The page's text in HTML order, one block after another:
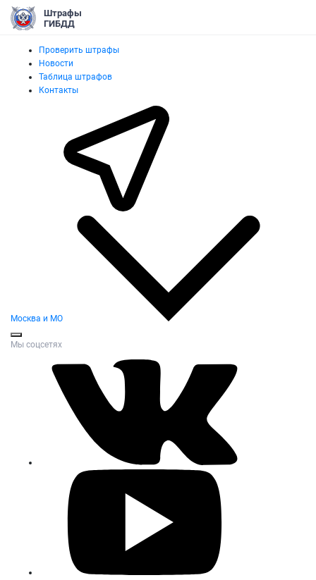
Штрафы
ГИБДД
Проверить штрафы
Новости
Таблица штрафов
Контакты
Москва и МО
Мы соцсетях